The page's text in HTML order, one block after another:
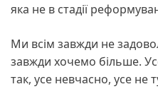
яка не в стадії
Ми всім завжди не
завжди хочемо більше.
так, усе невчасно, усе не